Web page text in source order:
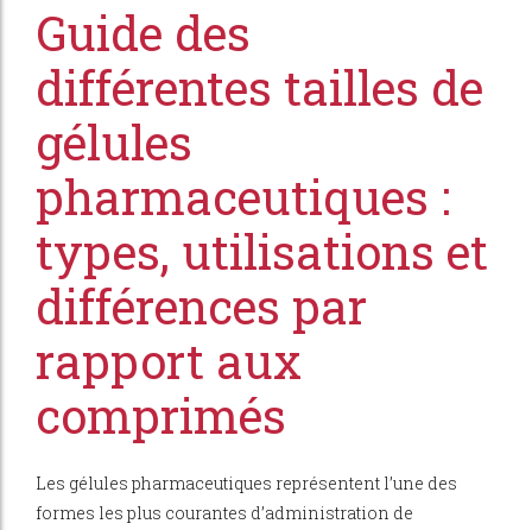
Guide des
différentes tailles de
gélules
pharmaceutiques :
types, utilisations et
différences par
rapport aux
comprimés
Les gélules pharmaceutiques représentent l’une des
formes les plus courantes d’administration de